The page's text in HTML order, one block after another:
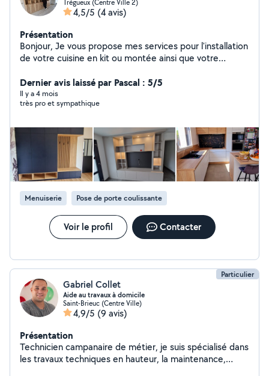
Trégueux (Centre Ville 2)
4,5/5 (4 avis)
Présentation
Bonjour, Je vous propose mes services pour l'installation
de votre cuisine en kit ou montée ainsi que votre
d'intérieur.
Dernier avis laissé par Pascal : 5/5
Il y a 4 mois
très pro et sympathique
Menuiserie Pose de porte coulissante
Voir le profil Contacter
Particulier
Gabriel Collet
Aide au travaux à domicile
Saint-Brieuc (Centre Ville)
4,9/5 (9 avis)
Présentation
Technicien campanaire de métier, je suis spécialisé dans
les travaux techniques en hauteur, la maintenance,